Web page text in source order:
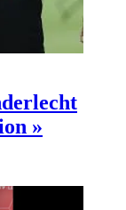
»